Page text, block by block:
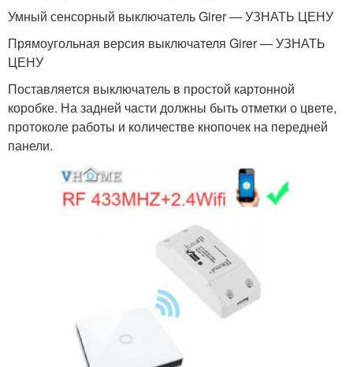
Умный сенсорный выключатель Girer — УЗНАТЬ ЦЕНУ
Прямоугольная версия выключателя Girer — УЗНАТЬ
ЦЕНУ
Поставляется выключатель в простой картонной
коробке. На задней части должны быть отметки о цвете,
протоколе работы и количестве кнопочек на передней
панели.